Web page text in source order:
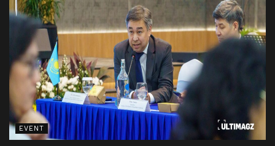
EVENT